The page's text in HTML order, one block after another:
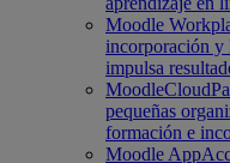
Moodle
incorporación y
impulsa
MoodleCloud
pequeñas
formación e
Moodle App